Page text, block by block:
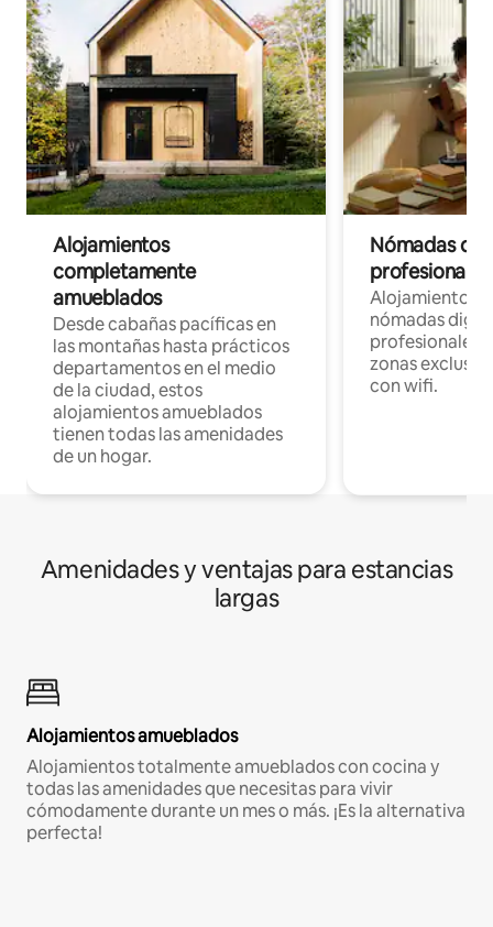
Alojamientos
completamente
amueblados
Desde cabañas pacíficas en
las montañas hasta prácticos
departamentos en el medio
de la ciudad, estos
alojamientos amueblados
tienen todas las amenidades
de un hogar.
Nómadas
Alojamientos
nómadas
profesionales
zonas
con wifi.
Amenidades y ventajas para estancias
largas
Alojamientos amueblados
Alojamientos totalmente amueblados con cocina y
todas las amenidades que necesitas para vivir
cómodamente durante un mes o más. ¡Es la alternativa
perfecta!